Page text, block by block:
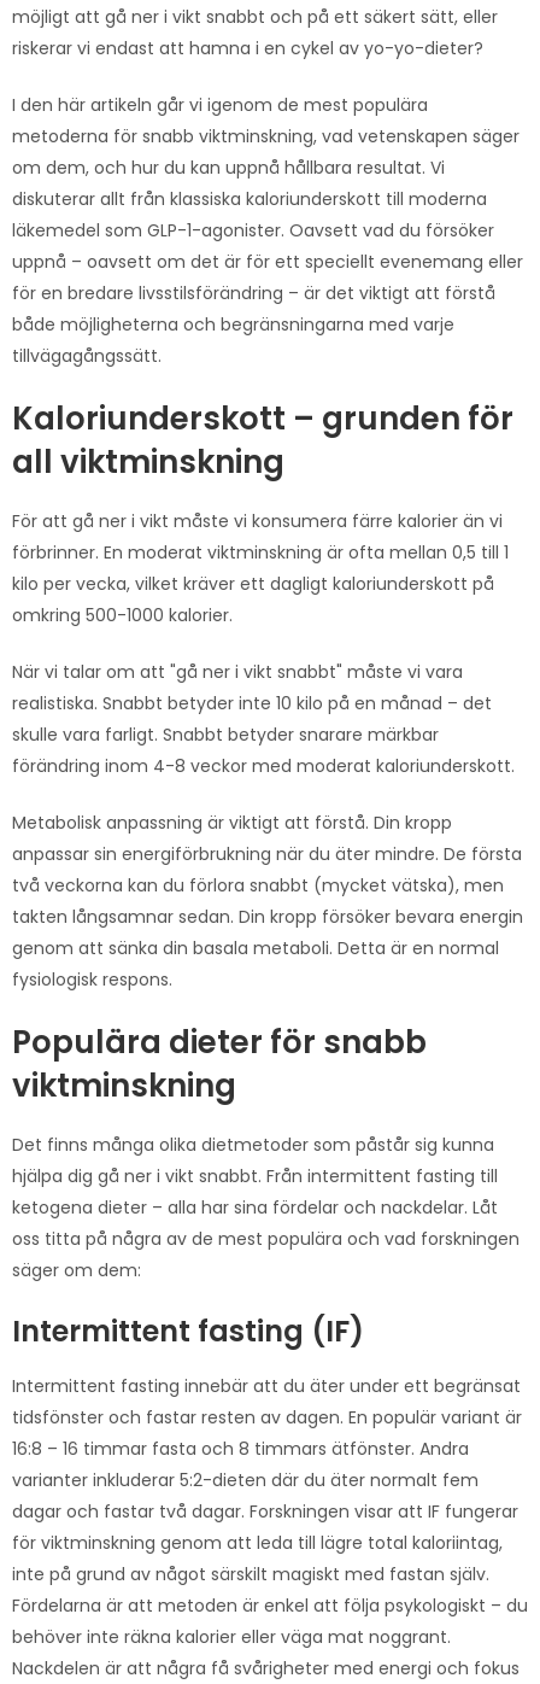
möjligt att gå ner i vikt snabbt och på ett säkert sätt, eller
riskerar vi endast att hamna i en cykel av yo-yo-dieter?
I den här artikeln går vi igenom de mest populära
metoderna för snabb viktminskning, vad vetenskapen säger
om dem, och hur du kan uppnå hållbara resultat. Vi
diskuterar allt från klassiska kaloriunderskott till moderna
läkemedel som GLP-1-agonister. Oavsett vad du försöker
uppnå – oavsett om det är för ett speciellt evenemang eller
för en bredare livsstilsförändring – är det viktigt att förstå
både möjligheterna och begränsningarna med varje
tillvägagångssätt.
Kaloriunderskott – grunden för
all viktminskning
För att gå ner i vikt måste vi konsumera färre kalorier än vi
förbrinner. En moderat viktminskning är ofta mellan 0,5 till 1
kilo per vecka, vilket kräver ett dagligt kaloriunderskott på
omkring 500-1000 kalorier.
När vi talar om att "gå ner i vikt snabbt" måste vi vara
realistiska. Snabbt betyder inte 10 kilo på en månad – det
skulle vara farligt. Snabbt betyder snarare märkbar
förändring inom 4-8 veckor med moderat kaloriunderskott.
Metabolisk anpassning är viktigt att förstå. Din kropp
anpassar sin energiförbrukning när du äter mindre. De första
två veckorna kan du förlora snabbt (mycket vätska), men
takten långsamnar sedan. Din kropp försöker bevara energin
genom att sänka din basala metaboli. Detta är en normal
fysiologisk respons.
Populära dieter för snabb
viktminskning
Det finns många olika dietmetoder som påstår sig kunna
hjälpa dig gå ner i vikt snabbt. Från intermittent fasting till
ketogena dieter – alla har sina fördelar och nackdelar. Låt
oss titta på några av de mest populära och vad forskningen
säger om dem:
Intermittent fasting (IF)
Intermittent fasting innebär att du äter under ett begränsat
tidsfönster och fastar resten av dagen. En populär variant är
16:8 – 16 timmar fasta och 8 timmars ätfönster. Andra
varianter inkluderar 5:2-dieten där du äter normalt fem
dagar och fastar två dagar. Forskningen visar att IF fungerar
för viktminskning genom att leda till lägre total kaloriintag,
inte på grund av något särskilt magiskt med fastan själv.
Fördelarna är att metoden är enkel att följa psykologiskt – du
behöver inte räkna kalorier eller väga mat noggrant.
Nackdelen är att några få svårigheter med energi och fokus